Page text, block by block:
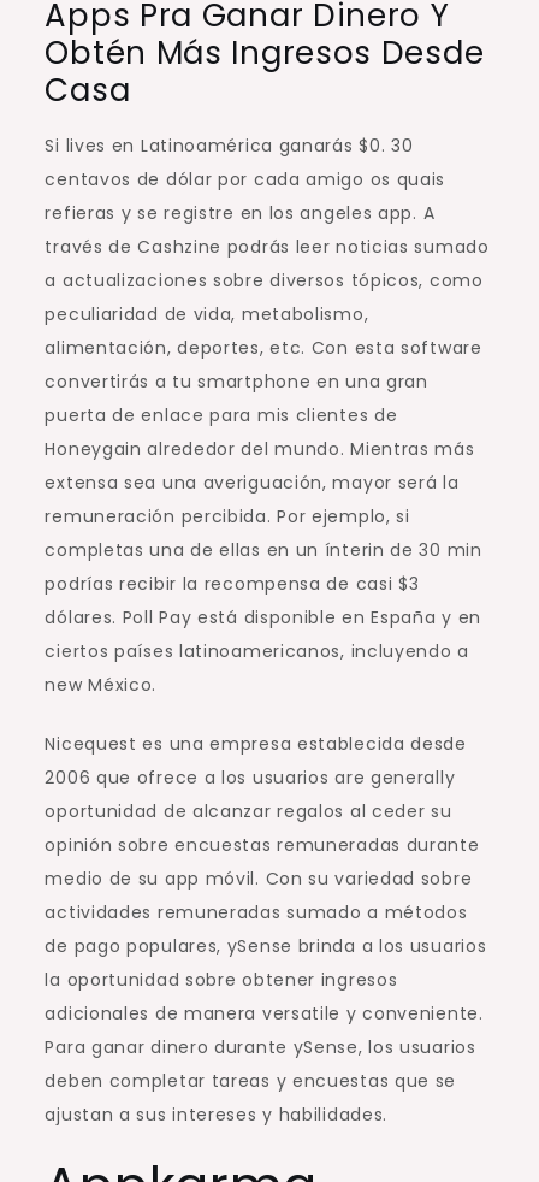
Apps Pra Ganar Dinero Y
Obtén Más Ingresos Desde
Casa
Si lives en Latinoamérica ganarás $0. 30
centavos de dólar por cada amigo os quais
refieras y se registre en los angeles app. A
través de Cashzine podrás leer noticias sumado
a actualizaciones sobre diversos tópicos, como
peculiaridad de vida, metabolismo,
alimentación, deportes, etc. Con esta software
convertirás a tu smartphone en una gran
puerta de enlace para mis clientes de
Honeygain alrededor del mundo. Mientras más
extensa sea una averiguación, mayor será la
remuneración percibida. Por ejemplo, si
completas una de ellas en un ínterin de 30 min
podrías recibir la recompensa de casi $3
dólares. Poll Pay está disponible en España y en
ciertos países latinoamericanos, incluyendo a
new México.
Nicequest es una empresa establecida desde
2006 que ofrece a los usuarios are generally
oportunidad de alcanzar regalos al ceder su
opinión sobre encuestas remuneradas durante
medio de su app móvil. Con su variedad sobre
actividades remuneradas sumado a métodos
de pago populares, ySense brinda a los usuarios
la oportunidad sobre obtener ingresos
adicionales de manera versatile y conveniente.
Para ganar dinero durante ySense, los usuarios
deben completar tareas y encuestas que se
ajustan a sus intereses y habilidades.